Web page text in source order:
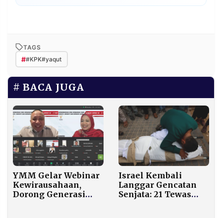
TAGS
##KPK#yaqut
BACA JUGA
YMM Gelar Webinar
Kewirausahaan,
Dorong Generasi
Israel Kembali
Langgar Gencatan
Senjata: 21 Tewas